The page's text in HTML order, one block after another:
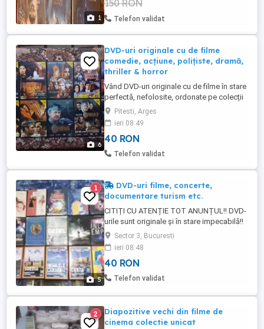
1
150 RON
Telefon validat
6
DVD-uri originale cu de filme
comedie, acțiune, polițiste, dramă,
thriller & horror
Vând DVD-uri originale cu de filme în stare
perfectă, nefolosite, ordonate pe colecții
așa cum se prezintă în fotografii. Prețurile
sunt diferențiate în funcție de numărul de
filme înregistrate pe fiecare DVD astfel:
Foto 1 : filme de comedie pe 4 DVD-uri
originale înregistrate pe ambele fețe cu
Pitesti, Arges
ieri 08:49
40 RON
Telefon validat
5
1
DVD-uri filme, concerte,
documentare turism etc.
CITIȚI CU ATENȚIE TOT ANUNȚUL!! DVD-
urile sunt originale şi în stare impecabilă!!
Unele sunt sigilate!! Majoritatea filmelor au
subtitrare în limba română. Prețurile
variază în funcție de DVD și de cantitate!!
CRASH (2004) BLOOD DIAMOND (2006)
MILK (2008) THE PURSUIT OF
Sector 3, Bucuresti
ieri 08:48
40 RON
Telefon validat
2
Diapozitive vechi din filme de
cinema colectie unicat